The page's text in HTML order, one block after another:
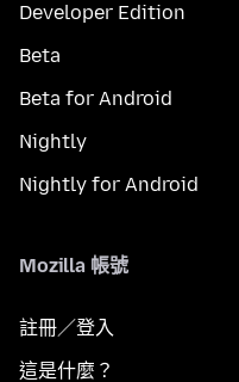
Developer Edition
Beta
Beta for Android
Nightly
Nightly for Android
Mozilla 帳號
註冊／登入
這是什麼？